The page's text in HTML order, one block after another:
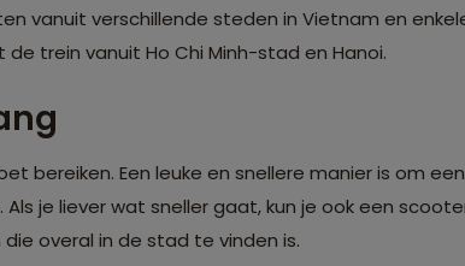
vanuit verschillende steden in Vietnam en
de trein vanuit Ho Chi Minh-stad en Hanoi.
bereiken. Een leuke en snellere manier is om
je liever wat sneller gaat, kun je ook een
overal in de stad te vinden is.